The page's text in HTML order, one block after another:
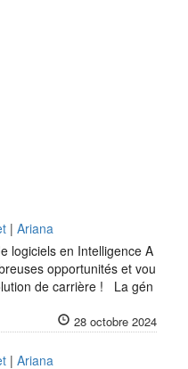
| Ariana
logiciels en Intelligence A
opportunités et vou
de carrière ! La gén
28 octobre 2024
| Ariana